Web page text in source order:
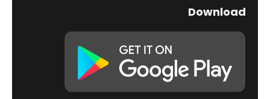
Download